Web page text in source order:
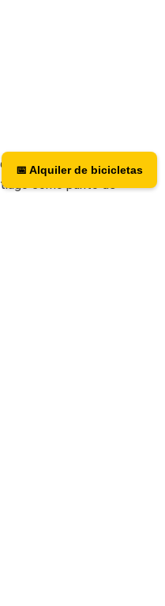
Santiago. Tenemos un
como punto de
📅 Alquiler de bicicletas